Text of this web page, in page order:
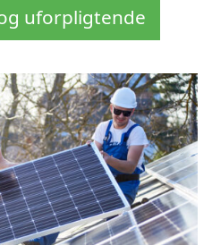
uforpligtende